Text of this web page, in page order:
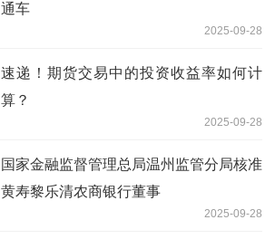
通车
2025-09-28
速递！期货交易中的投资收益率如何计
算？
2025-09-28
国家金融监督管理总局温州监管分局核准
黄寿黎乐清农商银行董事
2025-09-28